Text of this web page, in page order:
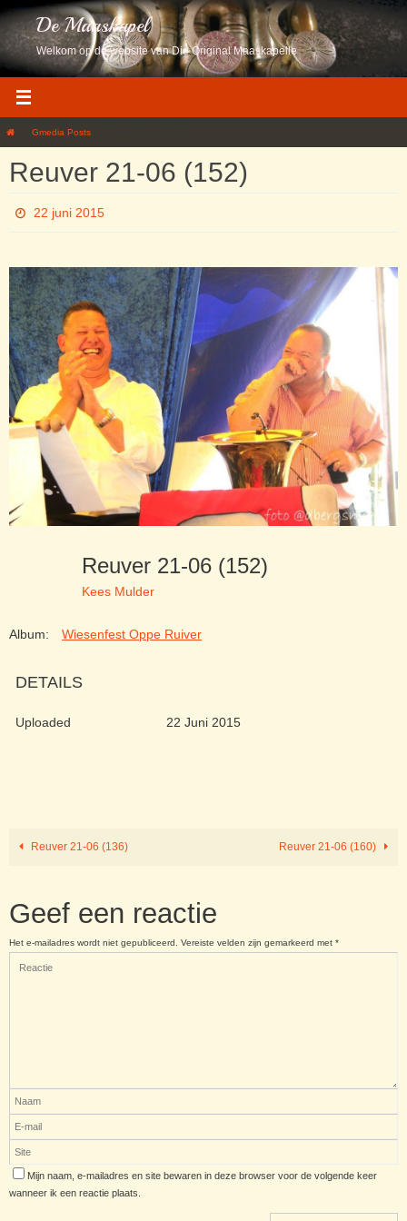
inhoud
De Maaskapel
Welkom op de website van Die Original Maaskapelle
HomeGmedia Posts
Reuver 21-06 (152)
22 juni 2015
Reuver 21-06 (152)
Kees Mulder
Album: Wiesenfest Oppe Ruiver
DETAILS
Uploaded 22 Juni 2015
Reuver 21-06 (136) Reuver 21-06 (160)
Geef een reactie
Het e-mailadres wordt niet gepubliceerd. Vereiste velden zijn gemarkeerd met *
Mijn naam, e-mailadres en site bewaren in deze browser voor de volgende keer
wanneer ik een reactie plaats.